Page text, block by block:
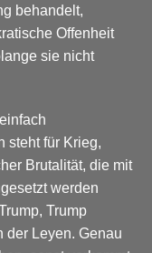
behandelt,
Offenheit
sie nicht
steht für Krieg,
Brutalität, die mit
werden
Trump
der Leyen. Genau